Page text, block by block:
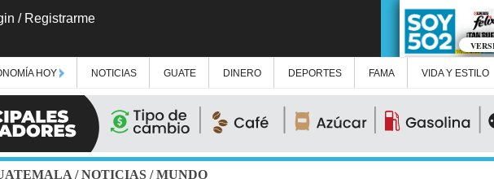
/ Registrarme
HOY NOTICIAS GUATE DINERO DEPORTES FAMA VIDA Y ESTILO
/NOTICIAS /MUNDO